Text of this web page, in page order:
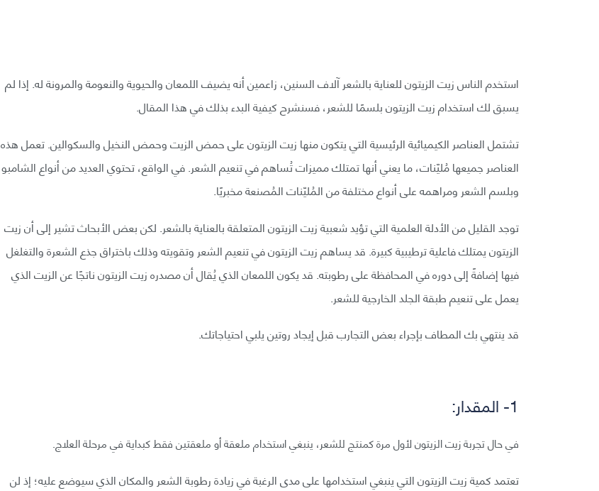
استخدم الناس زيت الزيتون للعناية بالشعر آلاف السنين، زاعمين أنه يضيف اللمعان والحيوية والنعومة والمرونة له. إذا لم
يسبق لك استخدام زيت الزيتون بلسمًا للشعر، فسنشرح كيفية البدء بذلك في هذا المقال.
تشتمل العناصر الكيميائية الرئيسية التي يتكون منها زيت الزيتون على حمض الزيت وحمض النخيل والسكوالين. تعمل هذه
العناصر جميعها مُليّنات، ما يعني أنها تمتلك مميزات تُساهم في تنعيم الشعر. في الواقع، تحتوي العديد من أنواع الشامبو
وبلسم الشعر ومراهمه على أنواع مختلفة من المُليّنات المُصنعة مخبريًا.
توجد القليل من الأدلة العلمية التي تؤيد شعبية زيت الزيتون المتعلقة بالعناية بالشعر. لكن بعض الأبحاث تشير إلى أن زيت
الزيتون يمتلك فاعلية ترطيبية كبيرة. قد يساهم زيت الزيتون في تنعيم الشعر وتقويته وذلك باختراق جذع الشعرة والتغلغل
فيها إضافةً إلى دوره في المحافظة على رطوبته. قد يكون اللمعان الذي يُقال أن مصدره زيت الزيتون ناتجًا عن الزيت الذي
يعمل على تنعيم طبقة الجلد الخارجية للشعر.
قد ينتهي بك المطاف بإجراء بعض التجارب قبل إيجاد روتين يلبي احتياجاتك.
1- المقدار:
في حال تجربة زيت الزيتون لأول مرة كمنتج للشعر، ينبغي استخدام ملعقة أو ملعقتين فقط كبداية في مرحلة العلاج.
تعتمد كمية زيت الزيتون التي ينبغي استخدامها على مدى الرغبة في زيادة رطوبة الشعر والمكان الذي سيوضع عليه؛ إذ لن